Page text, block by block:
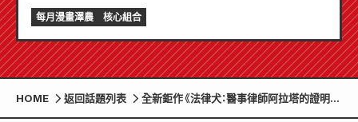
將於7月24日發售！ ！
每月漫畫澤農 核心組合
HOME 返回話題列表
全新鉅作《法律犬：醫事律師阿拉塔的證明》
開頭！ ！ 《月刊Comic Zenon》2026年7月